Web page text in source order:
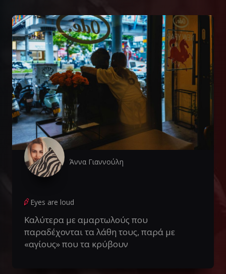
Άννα Γιαννούλη
Eyes are loud
Καλύτερα με αμαρτωλούς που
παραδέχονται τα λάθη τους, παρά με
«αγίους» που τα κρύβουν